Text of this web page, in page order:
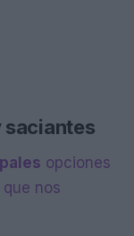
saciantes
opciones
nos